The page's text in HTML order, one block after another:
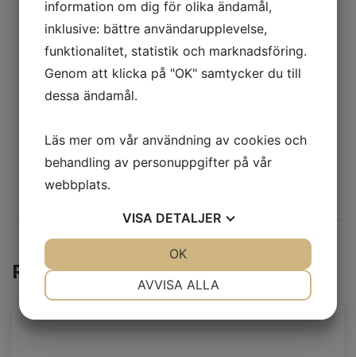
tillsammans med läromedel.
För utbildning inom mer omfattande
automationssystem kan flera objekt kopplas
samman för att därmed bilda en mindre
produktionslinje.
Relaterade produkter
information om dig för olika ändamål,
inklusive: bättre användarupplevelse,
funktionalitet, statistik och marknadsföring.
Genom att klicka på "OK" samtycker du till
dessa ändamål.
Läs mer om vår användning av cookies och
behandling av personuppgifter på vår
webbplats.
VISA DETALJER
AVVISA ALLA
OK